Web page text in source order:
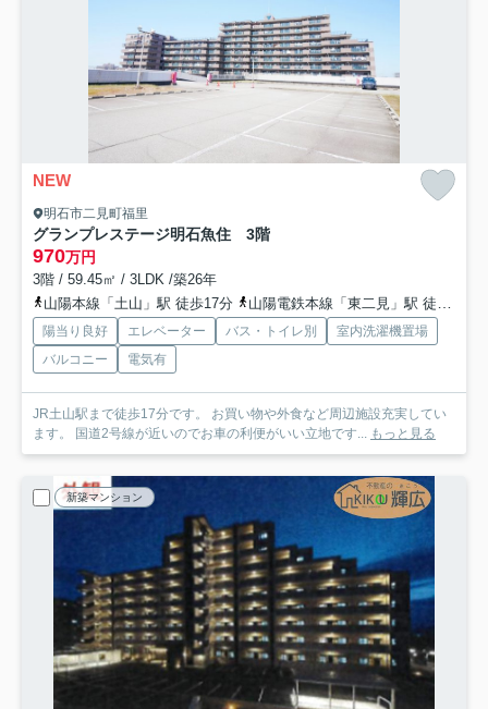
NEW
明石市二見町福里
グランプレステージ明石魚住 3階
970万円
3階 / 59.45㎡ / 3LDK /築26年
山陽本線「土山」駅 徒歩17分
山陽電鉄本線「東二見」駅 徒歩26分
陽当り良好 エレベーター バス・トイレ別
室内洗濯機置場
バルコニー
電気有
JR土山駅まで徒歩17分です。 お買い物や外食など周辺施設充実してい
ます。 国道2号線が近いのでお車の利便がいい立地です... もっと見る
新築マンション